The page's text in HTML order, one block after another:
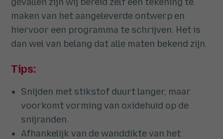
maken van het aangeleverde ontwerp en
hiervoor een programma te schrijven. Het is
dan wel van belang dat alle maten bekend zijn.
Tips:
Snijden met stikstof duurt langer, maar
voorkomt vorming van oxidehuid op de
snijranden.
Afhankelijk van de wanddikte van het